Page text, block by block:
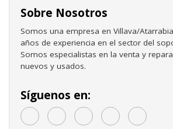
Sobre Nosotros
Somos una empresa en Villava/
años de experiencia en el sector del
Somos especialistas en la venta y
nuevos y usados.
Síguenos en: